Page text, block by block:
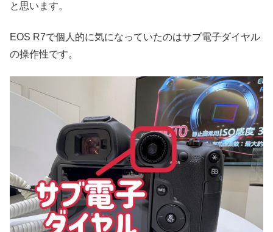
と思います。
EOS R7で個人的に気になっていたのはサブ電子ダイヤル
の操作性です。